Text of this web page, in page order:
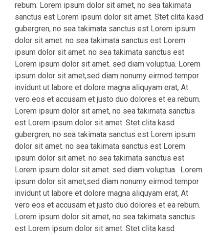
rebum. Lorem ipsum dolor sit amet, no sea takimata
sanctus est Lorem ipsum dolor sit amet. Stet clita kasd
gubergren, no sea takimata sanctus est Lorem ipsum
dolor sit amet. no sea takimata sanctus est Lorem
ipsum dolor sit amet. no sea takimata sanctus est
Lorem ipsum dolor sit amet. sed diam voluptua. Lorem
ipsum dolor sit amet,sed diam nonumy eirmod tempor
invidunt ut labore et dolore magna aliquyam erat, At
vero eos et accusam et justo duo dolores et ea rebum.
Lorem ipsum dolor sit amet, no sea takimata sanctus
est Lorem ipsum dolor sit amet. Stet clita kasd
gubergren, no sea takimata sanctus est Lorem ipsum
dolor sit amet. no sea takimata sanctus est Lorem
ipsum dolor sit amet. no sea takimata sanctus est
Lorem ipsum dolor sit amet. sed diam voluptua. Lorem
ipsum dolor sit amet,sed diam nonumy eirmod tempor
invidunt ut labore et dolore magna aliquyam erat, At
vero eos et accusam et justo duo dolores et ea rebum.
Lorem ipsum dolor sit amet, no sea takimata sanctus
est Lorem ipsum dolor sit amet. Stet clita kasd